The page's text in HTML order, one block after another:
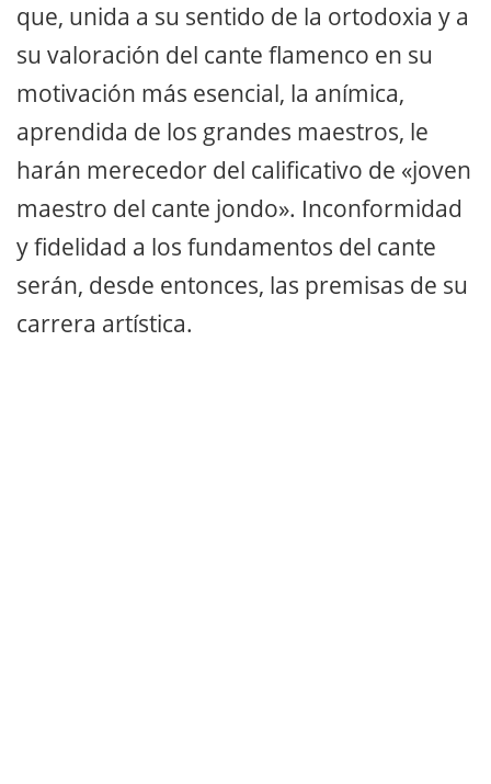
que, unida a su sentido de la ortodoxia y a
su valoración del cante flamenco en su
motivación más esencial, la anímica,
aprendida de los grandes maestros, le
harán merecedor del calificativo de «joven
maestro del cante jondo». Inconformidad
y fidelidad a los fundamentos del cante
serán, desde entonces, las premisas de su
carrera artística.